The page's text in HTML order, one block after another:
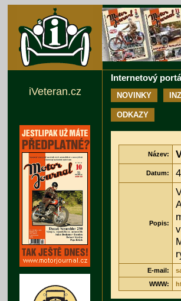
Internetový
NOVINKY
ODKAZY
Název:
Datum:
Popis:
E-mail:
WWW:
iVeteran.cz